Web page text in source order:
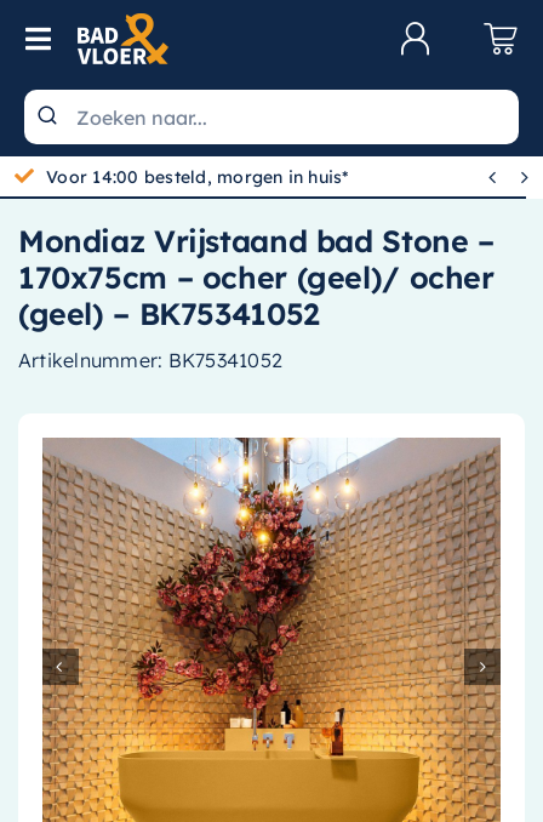
Skip to content
Toggle Navigation
Wastafels
Toiletten
Spiegels
Kranen
Douche
Baden
Radiatoren
Accessoires
Installatiemateriaal
Klimaatbeheersing
PVC
Tegels
Gratis bezorgd vanaf 100,-
 
Mondiaz Vrijstaand bad Stone –
170x75cm – ocher (geel)/ ocher
(geel) – BK75341052
Artikelnummer: BK75341052